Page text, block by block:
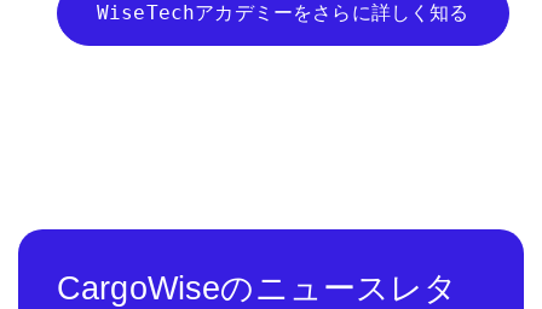
WiseTechアカデミーをさらに詳しく知る
CargoWiseのニュースレタ